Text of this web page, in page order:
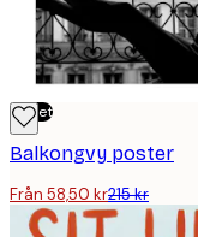
Outlet
Balkongvy poster
Från 58,50 kr215 kr